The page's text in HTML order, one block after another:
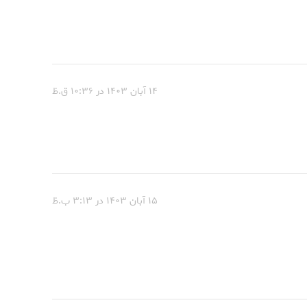
۱۴ آبان ۱۴۰۳ در ۱۰:۳۶ ق.ظ
۱۵ آبان ۱۴۰۳ در ۳:۱۳ ب.ظ